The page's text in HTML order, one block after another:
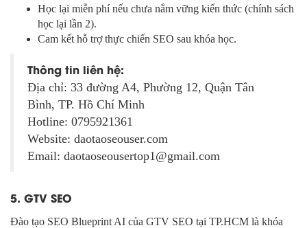
Học lại miễn phí nếu chưa nắm vững kiến thức (chính sách
học lại lần 2).
Cam kết hỗ trợ thực chiến SEO sau khóa học.
Thông tin liên hệ:
Địa chỉ: 33 đường A4, Phường 12, Quận Tân
Bình, TP. Hồ Chí Minh
Hotline: 0795921361
Website: daotaoseouser.com
Email: daotaoseousertop1@gmail.com
5. GTV SEO
Đào tạo SEO Blueprint AI của GTV SEO tại TP.HCM là khóa